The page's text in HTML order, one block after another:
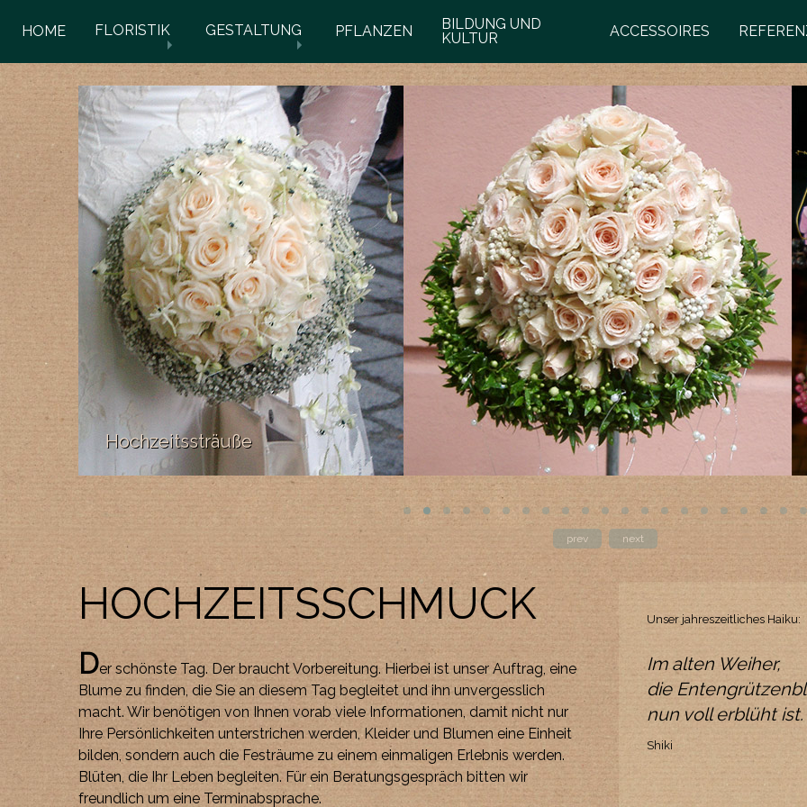
HOME FLORISTIK GESTALTUNG PFLANZEN
BILDUNG UND
KULTUR
ACCESSOIRES
Hochzeitssträuße
prev next
HOCHZEITSSCHMUCK
Der schönste Tag. Der braucht Vorbereitung. Hierbei ist unser Auftrag, eine
Blume zu finden, die Sie an diesem Tag begleitet und ihn unvergesslich
macht. Wir benötigen von Ihnen vorab viele Informationen, damit nicht nur
Ihre Persönlichkeiten unterstrichen werden, Kleider und Blumen eine Einheit
bilden, sondern auch die Festräume zu einem einmaligen Erlebnis werden.
Blüten, die Ihr Leben begleiten. Für ein Beratungsgespräch bitten wir
freundlich um eine Terminabsprache.
Unser jahreszeitliches Haiku:
Im alten Weiher,
die
nun voll erblüht ist.
Shiki